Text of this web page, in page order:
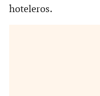
hoteleros.